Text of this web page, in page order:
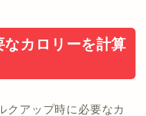
カロリーを計算
クアップ時に必要なカ